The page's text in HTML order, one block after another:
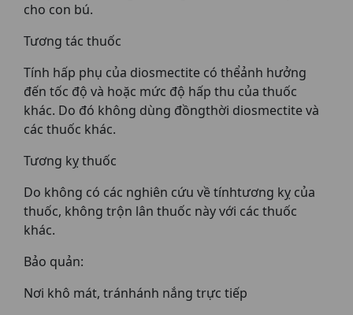
cho con bú.
Tương tác thuốc
Tính hấp phụ của diosmectite có thểảnh hưởng
đến tốc độ và hoặc mức độ hấp thu của thuốc
khác. Do đó không dùng đồngthời diosmectite và
các thuốc khác.
Tương kỵ thuốc
Do không có các nghiên cứu về tínhtương kỵ của
thuốc, không trộn lân thuốc này với các thuốc
khác.
Bảo quản:
Nơi khô mát, tránhánh nắng trực tiếp